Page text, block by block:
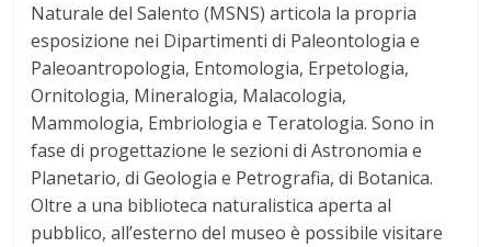
Naturale del Salento (MSNS) articola la propria
esposizione nei Dipartimenti di Paleontologia e
Paleoantropologia, Entomologia, Erpetologia,
Ornitologia, Mineralogia, Malacologia,
Mammologia, Embriologia e Teratologia. Sono in
fase di progettazione le sezioni di Astronomia e
Planetario, di Geologia e Petrografia, di Botanica.
Oltre a una biblioteca naturalistica aperta al
pubblico, all’esterno del museo è possibile visitare